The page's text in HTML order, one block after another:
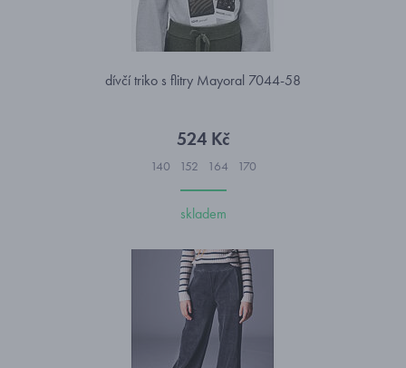
dívčí triko s flitry Mayoral 7044-58
524 Kč
140 152 164 170
skladem